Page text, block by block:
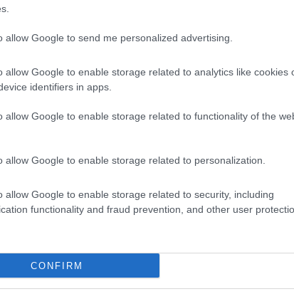
allow Google to send me personalized advertising.
allow Google to enable storage related to analytics like cookies
identifiers in apps.
allow Google to enable storage related to functionality of the
allow Google to enable storage related to personalization.
allow Google to enable storage related to security, including
functionality and fraud prevention, and other user
CONFIRM
Ρέμος, ο οποίος έκανε μια
θύμιζε τις προ covid εποχές. Την είσοδό
που έκαναν την νύχτα
με το τραγούδι « Μέχρι το Τέλος του
» και πολλές ακόμα επιτυχίες του.
παρέμεινε για περισσότερες
Στα πρώτα τραπέζια, το «παρών»
κροίσοι από την Αίγυπτο, το Ισραήλ και
σαμπάνιες
και διασκέδασαν με την ψυχή
του μαγαζιού φαίνεται να
η θερμοκρασία - Οι